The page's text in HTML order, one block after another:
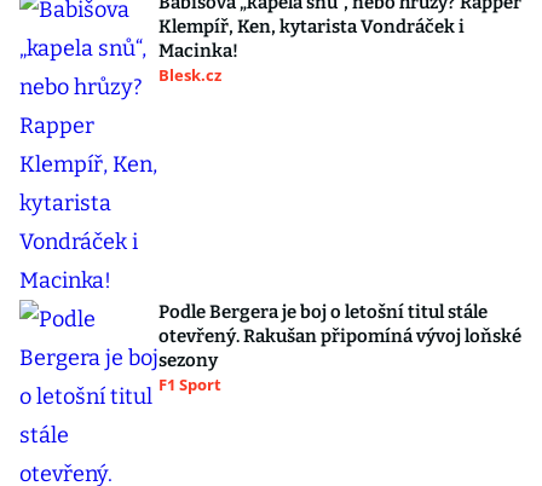
Klempíř, Ken, kytarista Vondráček i
Macinka!
Blesk.cz
Podle Bergera je boj o letošní titul stále
otevřený. Rakušan připomíná vývoj loňské
sezony
F1 Sport